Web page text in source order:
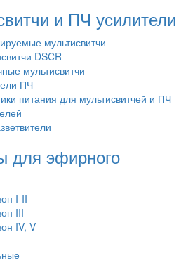
и ПЧ усилители
мультисвитчи
DSCR
мультисвитчи
ПЧ
питания для мультисвитчей и ПЧ
для эфирного
I-II
III
IV, V